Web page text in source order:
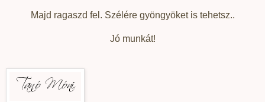
Majd ragaszd fel. Szélére gyöngyöket is tehetsz..
Jó munkát!